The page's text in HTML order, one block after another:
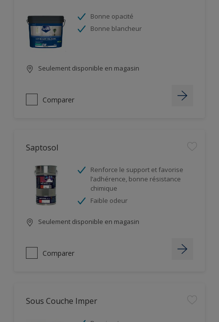
Bonne opacité
Bonne blancheur
Seulement disponible en magasin
Comparer
Saptosol
Renforce le support et favorise
l’adhérence, bonne résistance
chimique
Faible odeur
Seulement disponible en magasin
Comparer
Sous Couche Imper